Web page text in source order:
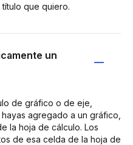
que quiero.
un
de gráfico o de eje,
agregado a un gráfico,
la hoja de cálculo. Los
de esa celda de la hoja de